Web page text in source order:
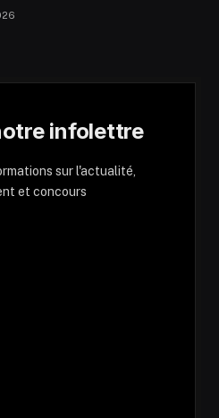
infolettre
sur l'actualité,
et concours